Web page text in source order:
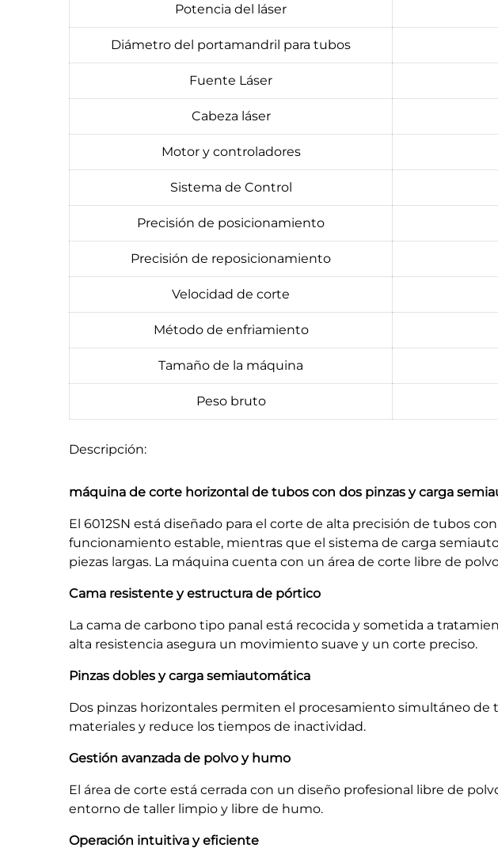
Potencia del láser
Diámetro del portamandril para tubos
Fuente Láser
Cabeza láser
Motor y controladores
Sistema de Control
Precisión de posicionamiento
Precisión de reposicionamiento
Velocidad de corte
Método de enfriamiento
Tamaño de la máquina
Peso bruto
Descripción:
máquina de corte horizontal de tubos con dos pinzas y carga
El 6012SN está diseñado para el corte de alta precisión de tubos
funcionamiento estable, mientras que el sistema de carga
piezas largas. La máquina cuenta con un área de corte libre de
Cama resistente y estructura de pórtico
La cama de carbono tipo panal está recocida y sometida a
alta resistencia asegura un movimiento suave y un corte preciso.
Pinzas dobles y carga semiautomática
Dos pinzas horizontales permiten el procesamiento simultáneo
materiales y reduce los tiempos de inactividad.
Gestión avanzada de polvo y humo
El área de corte está cerrada con un diseño profesional libre de
entorno de taller limpio y libre de humo.
Operación intuitiva y eficiente